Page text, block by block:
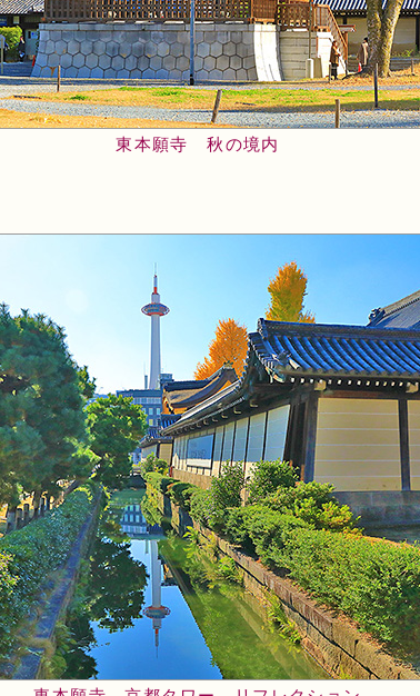
東本願寺 秋の境内